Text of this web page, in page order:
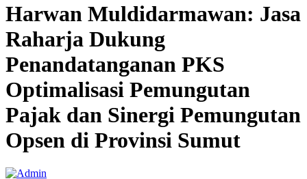
Harwan Muldidarmawan: Jasa
Raharja Dukung
Penandatanganan PKS
Optimalisasi Pemungutan
Pajak dan Sinergi Pemungutan
Opsen di Provinsi Sumut